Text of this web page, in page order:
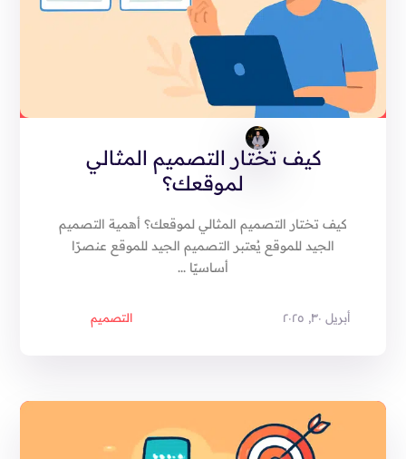
كيف تختار التصميم المثالي
لموقعك؟
التصميم أبريل ٣٠, ٢٠٢٥
كيف تختار التصميم المثالي لموقعك؟ أهمية التصميم
الجيد للموقع يُعتبر التصميم الجيد للموقع عنصرًا
أساسيًا ...